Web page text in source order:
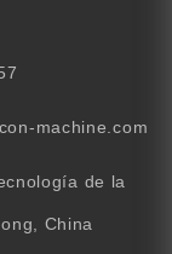
machine.com
de la
China